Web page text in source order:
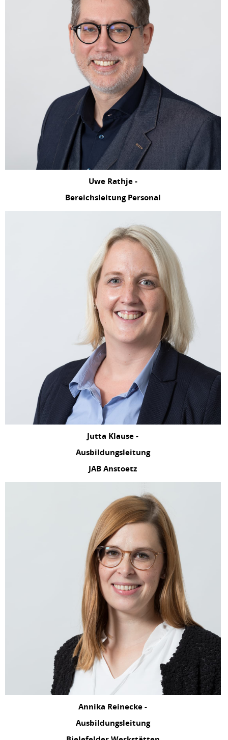
Uwe Rathje -
Bereichsleitung Personal
Jutta Klause -
Ausbildungsleitung
JAB Anstoetz
Annika Reinecke -
Ausbildungsleitung